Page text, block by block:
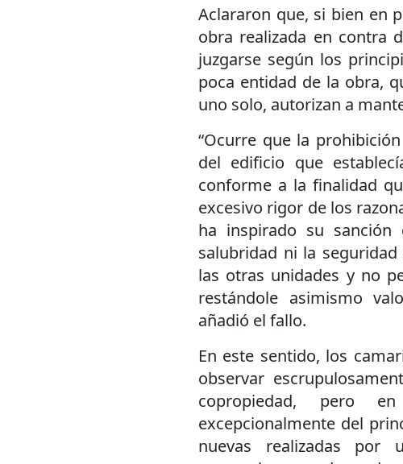
Aclararon que, si bien en
obra realizada en contra
juzgarse según los
poca entidad de la obra,
uno solo, autorizan a
“Ocurre que la
del edificio que
conforme a la finalidad
excesivo rigor de los
ha inspirado su
salubridad ni la
las otras unidades y no
restándole asimismo
añadió el fallo.
En este sentido, los
observar
copropiedad, pero
excepcionalmente del
nuevas realizadas por